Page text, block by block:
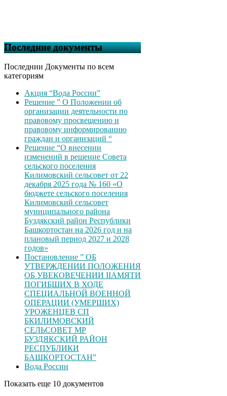
Последние документы
Последнии Документы по всем
категориям
Акция “Вода России”
Решение ” О Положении об
организации деятельности по
правовому просвещению и
правовому информированию
граждан и организаций “
Решение “О внесении
изменений в решение Совета
сельского поселения
Килимовский сельсовет от 22
декабря 2025 года № 160 «О
бюджете сельского поселения
Килимовский сельсовет
муниципального района
Буздякский район Республики
Башкортостан на 2026 год и на
плановый период 2027 и 2028
годов»
Постановление ” ОБ
УТВЕРЖДЕНИИ ПОЛОЖЕНИЯ
ОБ УВЕКОВЕЧЕНИИ ІІАМЯТИ
ПОГИБШИХ В ХОДЕ
СПЕЦИАЛЬНОЙ ВОЕННОЙ
ОПЕРАЦИИ (УМЕРШИХ)
УРОЖЕНЦЕВ CП
БКИЛИМОВСКИЙ
СЕЛЬСОВЕТ МР
БУЗДЯКСКИЙ РАЙОН
РЕСПУБЛИКИ
БАШКОРТОСТАН”
Вода России
Показать еще 10 документов